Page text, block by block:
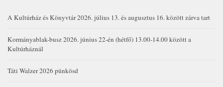
A Kultúrház és Könyvtár 2026. július 13. és augusztus 16. között zárva tart
Kormányablak-busz 2026. június 22-én (hétfő) 13.00-14.00 között a
Kultúrháznál
Táti Walzer 2026 pünkösd